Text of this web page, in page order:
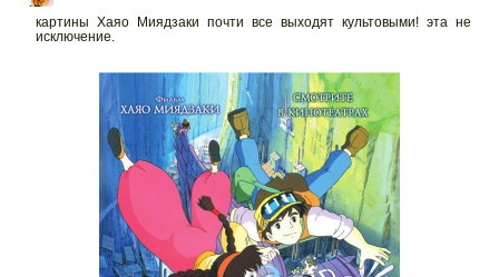
картины Хаяо Миядзаки почти все выходят культовыми! эта не
исключение.